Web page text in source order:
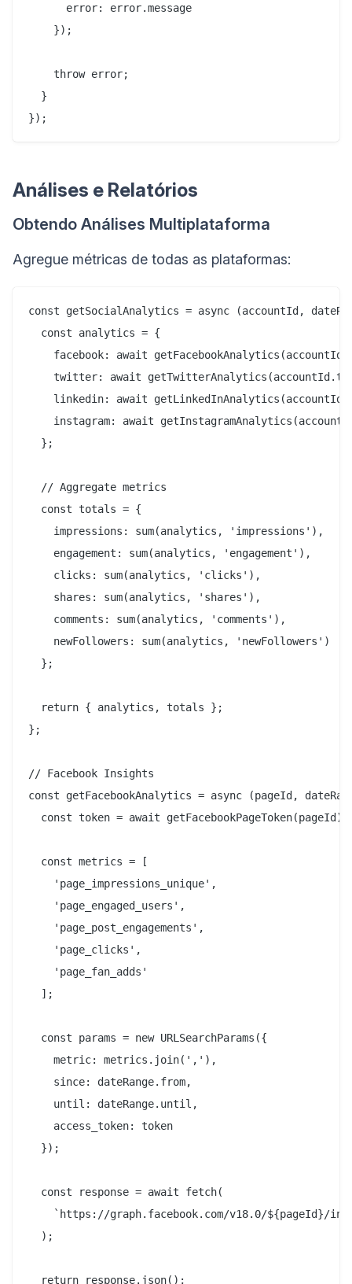
      error: error.message
    });
    throw error;
  }
Análises e Relatórios
Obtendo Análises Multiplataforma
Agregue métricas de todas as plataformas:
const getSocialAnalytics = async (accountId,
  const analytics = {
facebook: await
twitter: await
linkedin: await
instagram: await
  };
  // Aggregate metrics
  const totals = {
    impressions: sum(analytics, 'impressions'),
    engagement: sum(analytics, 'engagement'),
    clicks: sum(analytics, 'clicks'),
    shares: sum(analytics, 'shares'),
    comments: sum(analytics, 'comments'),
    newFollowers: sum(analytics, 'newFollowers')
  };
  return { analytics, totals };
};
// Facebook Insights
const getFacebookAnalytics = async (pageId,
  const token = await getFacebookPageToken(pageId);
  const metrics = [
    'page_impressions_unique',
    'page_engaged_users',
    'page_post_engagements',
    'page_clicks',
    'page_fan_adds'
  ];
  const params = new URLSearchParams({
    metric: metrics.join(','),
    since: dateRange.from,
    until: dateRange.until,
    access_token: token
  });
  const response = await fetch(
`https://graph.facebook.com/v18.0/${pageId}/
  );
  return response.json();